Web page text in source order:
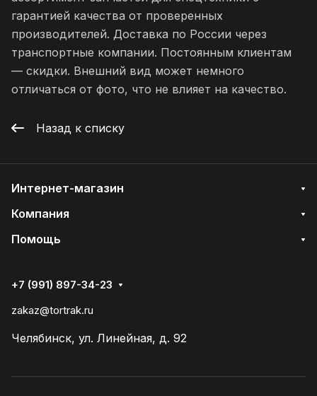
гарантией качества от проверенных
производителей. Доставка по России через
транспортные компании. Постоянным клиентам
— скидки. Внешний вид может немного
отличаться от фото, что не влияет на качество.
Назад к списку
Интернет-магазин
Компания
Помощь
+7 (991) 897-34-23
zakaz@tortrak.ru
Челябинск, ул. Линейная, д. 92